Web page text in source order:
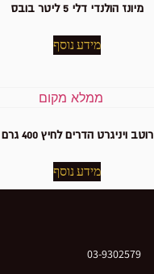
מיונז הולנדי דלי 5 ליטר בובס
מידע נוסף
רוטב ויניגרט הדרים לחיץ 400 גרם
מידע נוסף
03-9302579